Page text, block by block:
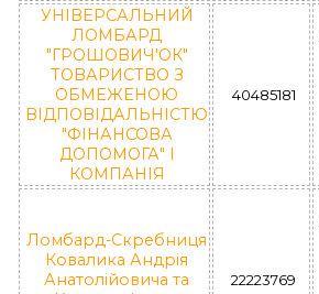
УНІВЕРСАЛЬНИЙ
ЛОМБАРД
"ГРОШОВИЧ'ОК"
ТОВАРИСТВО З
ОБМЕЖЕНОЮ
ВІДПОВІДАЛЬНІСТЮ
"ФІНАНСОВА
ДОПОМОГА" І
КОМПАНІЯ
40485181
Ломбард-Скребниця
Ковалика Андрія
Анатолійовича та
22223769